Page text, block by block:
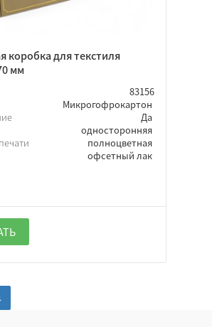
коробка для текстиля
мм
83156
Микрогофрокартон
Да
односторонняя
полноцветная
офсетный лак